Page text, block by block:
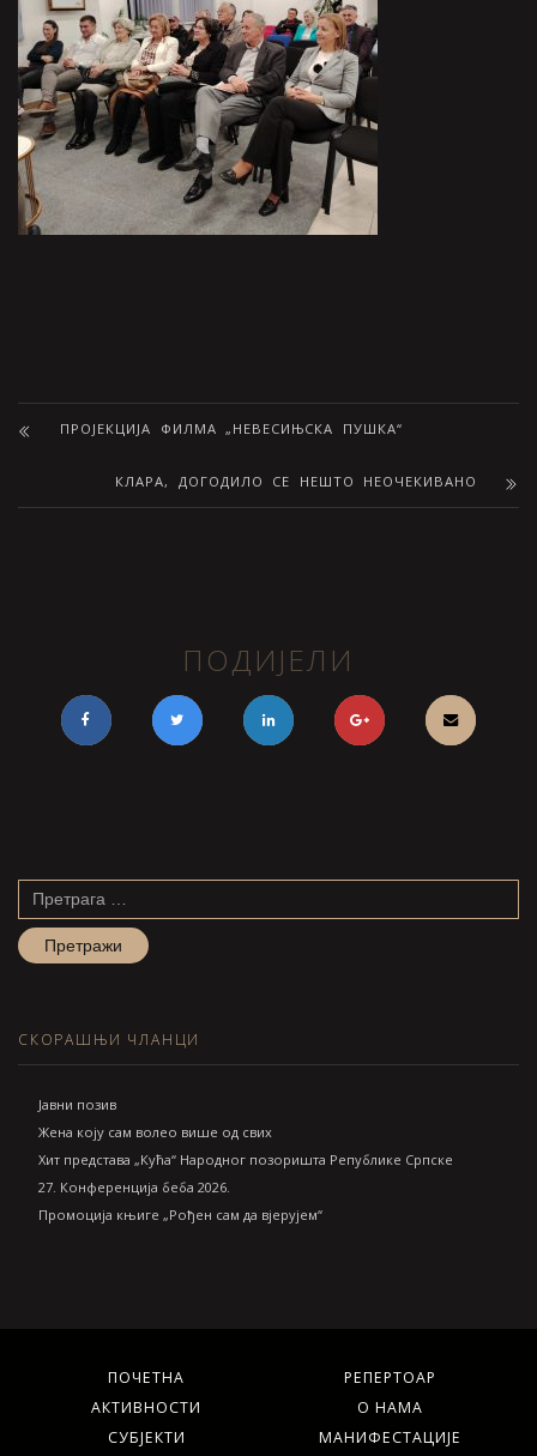
ПРОЈЕКЦИЈА ФИЛМА „НЕВЕСИЊСКА ПУШКА“
КЛАРА, ДОГОДИЛО СЕ НЕШТО НЕОЧЕКИВАНО
ПОДИЈЕЛИ
СКОРАШЊИ ЧЛАНЦИ
Jавни позив
Жена коју сам волео више од свих
Хит представа „Кућа“ Народног позоришта Републике Српске
27. Конференција беба 2026.
Промоција књиге „Рођен сам да вјерујем“
ПОЧЕТНА
РЕПЕРТОАР
АКТИВНОСТИ
О НАМА
СУБЈЕКТИ
МАНИФЕСТАЦИЈЕ